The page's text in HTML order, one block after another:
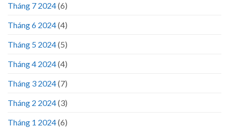
Tháng 7 2024(6)
Tháng 6 2024(4)
Tháng 5 2024(5)
Tháng 4 2024(4)
Tháng 3 2024(7)
Tháng 2 2024(3)
Tháng 1 2024(6)